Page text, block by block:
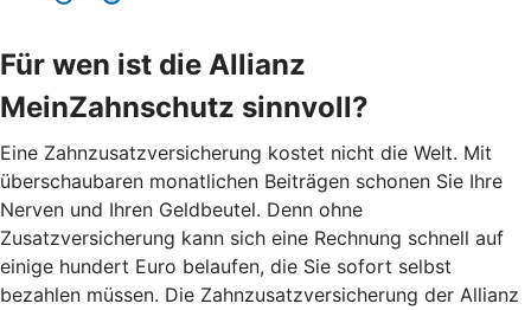
Für wen ist die Allianz
MeinZahnschutz sinnvoll?
Eine Zahnzusatzversicherung kostet nicht die Welt. Mit
überschaubaren monatlichen Beiträgen schonen Sie Ihre
Nerven und Ihren Geldbeutel. Denn ohne
Zusatzversicherung kann sich eine Rechnung schnell auf
einige hundert Euro belaufen, die Sie sofort selbst
bezahlen müssen. Die Zahnzusatzversicherung der Allianz